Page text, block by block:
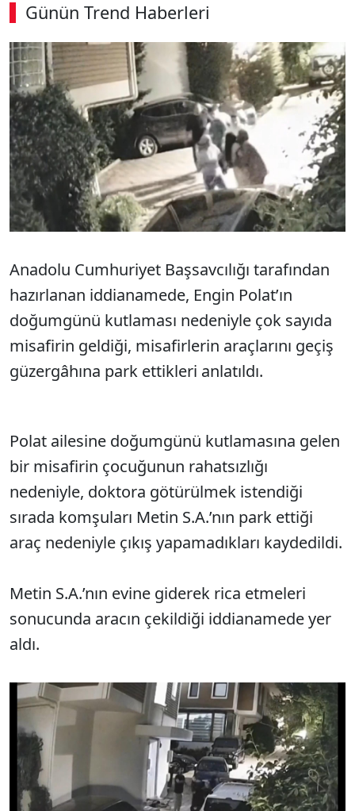
Günün Trend Haberleri
00:03 / 09:08
Sesi Aç
Anadolu Cumhuriyet Başsavcılığı tarafından
hazırlanan iddianamede, Engin Polat’ın
doğumgünü kutlaması nedeniyle çok sayıda
misafirin geldiği, misafirlerin araçlarını geçiş
güzergâhına park ettikleri anlatıldı.
Polat ailesine doğumgünü kutlamasına gelen
bir misafirin çocuğunun rahatsızlığı
nedeniyle, doktora götürülmek istendiği
sırada komşuları Metin S.A.’nın park ettiği
araç nedeniyle çıkış yapamadıkları kaydedildi.
Metin S.A.’nın evine giderek rica etmeleri
sonucunda aracın çekildiği iddianamede yer
aldı.